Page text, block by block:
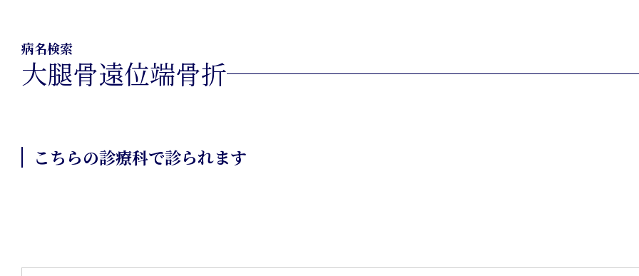
病名検索
大腿骨遠位端骨折
こちらの診療科で診られます